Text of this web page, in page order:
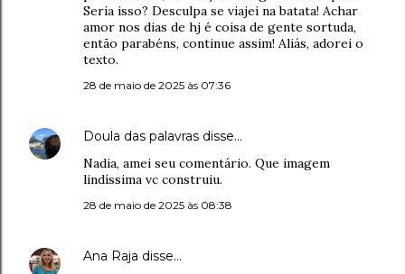
Seria isso? Desculpa se viajei na batata! Achar
amor nos dias de hj é coisa de gente sortuda,
então parabéns, continue assim! Aliás, adorei o
texto.
28 de maio de 2025 às 07:36
Doula das palavras disse…
Nadia, amei seu comentário. Que imagem
lindíssima vc construiu.
28 de maio de 2025 às 08:38
Ana Raja disse…